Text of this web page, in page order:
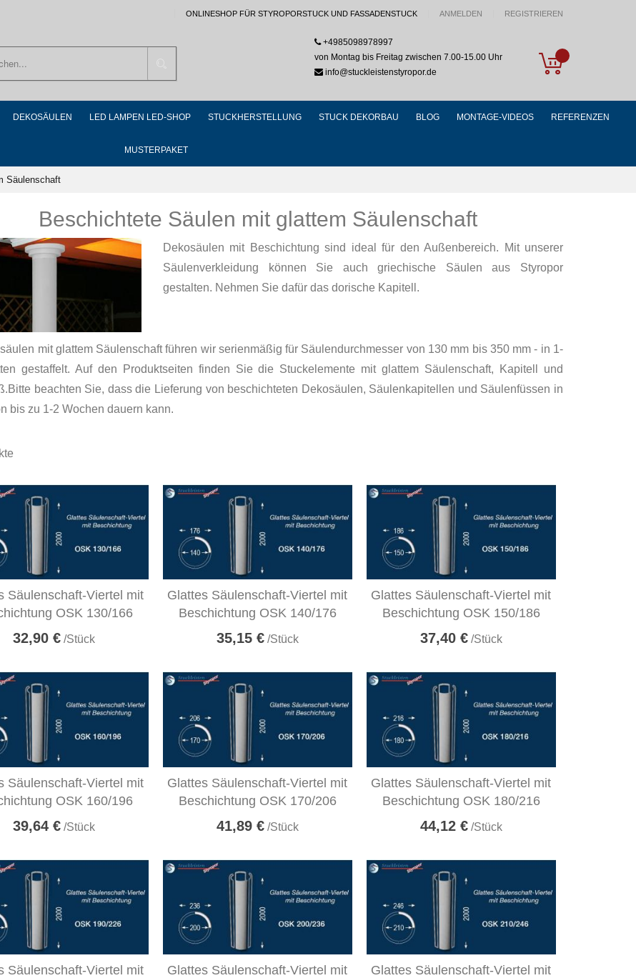
ONLINESHOP FÜR STYROPORSTUCK UND FASSADENSTUCK ANMELDEN REGISTRIEREN
My Cart
+4985098978997
von Montag bis Freitag zwischen 7.00-15.00 Uhr
info@stuckleistenstyropor.de
DEKOSÄULEN LED LAMPEN LED-SHOP STUCKHERSTELLUNG STUCK DEKORBAU BLOG MONTAGE-VIDEOS REFERENZEN
MUSTERPAKET
Säulenschaft
Beschichtete Säulen mit glattem Säulenschaft
Dekosäulen mit Beschichtung sind ideal für den Außenbereich. Mit unserer
Säulenverkleidung können Sie auch griechische Säulen aus Styropor
gestalten. Nehmen Sie dafür das dorische Kapitell.
mit glattem Säulenschaft führen wir serienmäßig für Säulendurchmesser von 130 mm bis 350 mm - in 1-
gestaffelt. Auf den Produktseiten finden Sie die Stuckelemente mit glattem Säulenschaft, Kapitell und
beachten Sie, dass die Lieferung von beschichteten Dekosäulen, Säulenkapitellen und Säulenfüssen in
bis zu 1-2 Wochen dauern kann.
Säulenschaft-Viertel mit
OSK 130/166
32,90 €/Stück
Glattes Säulenschaft-Viertel mit
Beschichtung OSK 140/176
35,15 €/Stück
Glattes Säulenschaft-Viertel mit
Beschichtung OSK 150/186
37,40 €/Stück
Säulenschaft-Viertel mit
OSK 160/196
39,64 €/Stück
Glattes Säulenschaft-Viertel mit
Beschichtung OSK 170/206
41,89 €/Stück
Glattes Säulenschaft-Viertel mit
Beschichtung OSK 180/216
44,12 €/Stück
Säulenschaft-Viertel mit
Glattes Säulenschaft-Viertel mit
Glattes Säulenschaft-Viertel mit